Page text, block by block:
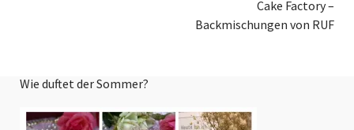
Cake Factory –
Backmischungen von RUF
Wie duftet der Sommer?